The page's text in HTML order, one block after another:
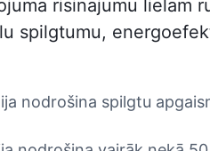
risinājumu lielām
spilgtumu,
nodrošina spilgtu